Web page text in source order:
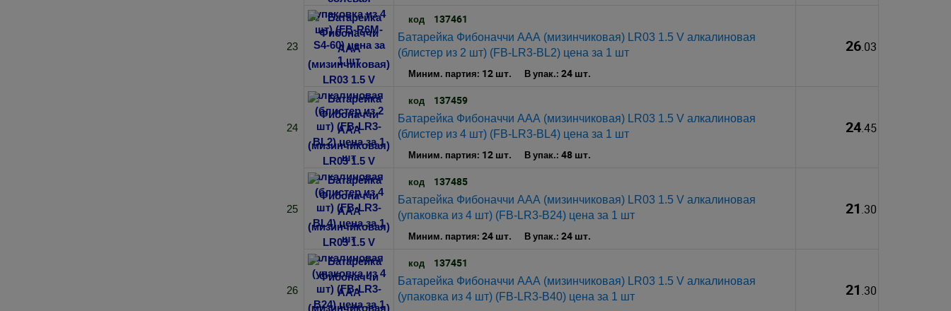
23
код 137461
Батарейка Фибоначчи ААА (мизинчиковая) LR03 1.5 V алкалиновая
(блистер из 2 шт) (FB-LR3-BL2) цена за 1 шт
Миним. партия: 12 шт. В упак.: 24 шт.
26.03
24
код 137459
Батарейка Фибоначчи ААА (мизинчиковая) LR03 1.5 V алкалиновая
(блистер из 4 шт) (FB-LR3-BL4) цена за 1 шт
Миним. партия: 12 шт. В упак.: 48 шт.
24.45
25
код 137485
Батарейка Фибоначчи ААА (мизинчиковая) LR03 1.5 V алкалиновая
(упаковка из 4 шт) (FB-LR3-B24) цена за 1 шт
Миним. партия: 24 шт. В упак.: 24 шт.
21.30
26
код 137451
Батарейка Фибоначчи ААА (мизинчиковая) LR03 1.5 V алкалиновая
(упаковка из 4 шт) (FB-LR3-B40) цена за 1 шт
21.30